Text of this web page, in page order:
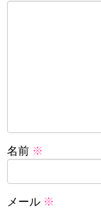
名前 ※
メール ※